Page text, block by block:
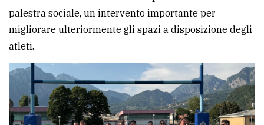
palestra sociale, un intervento importante per
migliorare ulteriormente gli spazi a disposizione degli
atleti.